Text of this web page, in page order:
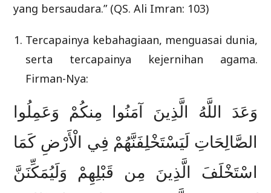
yang bersaudara.” (QS. Ali Imran: 103)
Tercapainya kebahagiaan, menguasai dunia,
serta tercapainya kejernihan agama.
Firman-Nya:
وَعَدَ اللَّهُ الَّذِينَ آمَنُوا مِنكُمْ وَعَمِلُوا
الصَّالِحَاتِ لَيَسْتَخْلِفَنَّهُمْ فِي الْأَرْضِ كَمَا
اسْتَخْلَفَ الَّذِينَ مِن قَبْلِهِمْ وَلَيُمَكِّنَنَّ